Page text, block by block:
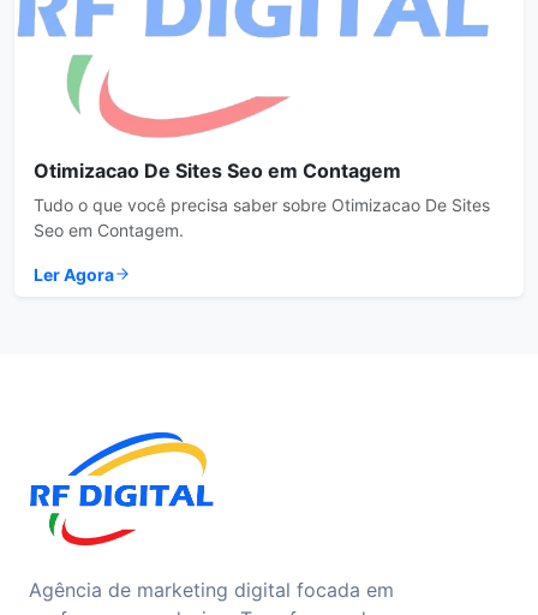
Otimizacao De Sites Seo em Contagem
Tudo o que você precisa saber sobre Otimizacao De Sites
Seo em Contagem.
Ler Agora
Agência de marketing digital focada em